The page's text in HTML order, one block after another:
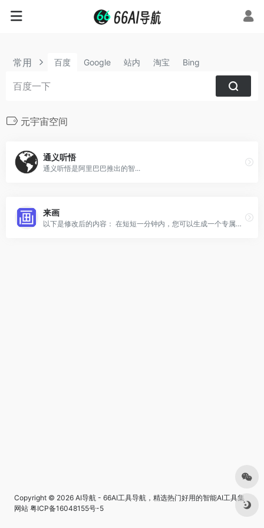
常用 百度 Google 站内 淘宝 Bing
元宇宙空间
通义听悟
通义听悟是阿里巴巴推出的智...
来画
以下是修改后的内容： 在短短一分钟内，您可以生成一个专属于您自己的数字人。
Copyright © 2026 AI导航 - 66AI工具导航，精选热门好用的智能AI工具集
网站 粤ICP备16048155号-5